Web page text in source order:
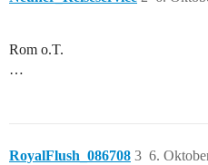
Rom o.T.
…
RoyalFlush_086708 6.
3